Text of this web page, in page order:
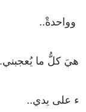
وواحدةْ..
هيَ كلُّ ما يُعجبني
ء على يدي..